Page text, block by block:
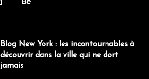
Blog New York : les incontournables à
découvrir dans la ville qui ne dort
jamais